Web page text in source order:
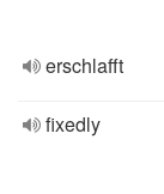
erschlafft
fixedly